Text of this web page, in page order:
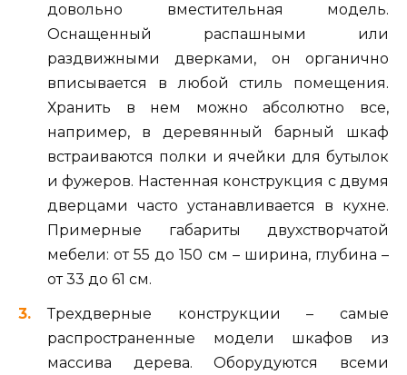
довольно вместительная модель.
Оснащенный распашными или
раздвижными дверками, он органично
вписывается в любой стиль помещения.
Хранить в нем можно абсолютно все,
например, в деревянный барный шкаф
встраиваются полки и ячейки для бутылок
и фужеров. Настенная конструкция с двумя
дверцами часто устанавливается в кухне.
Примерные габариты двухстворчатой
мебели: от 55 до 150 см – ширина, глубина –
от 33 до 61 см.
Трехдверные конструкции – самые
распространенные модели шкафов из
массива дерева. Оборудуются всеми